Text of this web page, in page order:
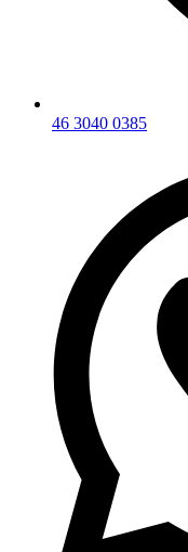
46 3040 0385